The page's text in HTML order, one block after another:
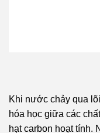
Khi nước chảy qua
hóa học giữa các
hạt carbon hoạt tính.